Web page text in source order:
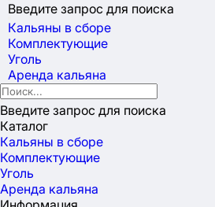
Введите запрос для поиска
Кальяны в сборе
Комплектующие
Уголь
Аренда кальяна
Введите запрос для поиска
Каталог
Кальяны в сборе
Комплектующие
Уголь
Аренда кальяна